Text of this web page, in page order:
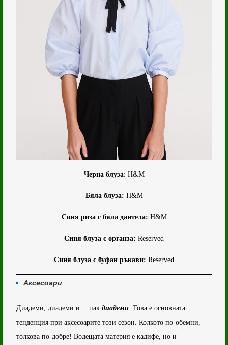
Черна блуза: H&M
Бяла блуза: H&M
Синя риза с бяла дантела: H&M
Синя блуза с органза: Reserved
Синя блуза с буфан ръкави: Reserved
Аксесоари
Диадеми, диадеми и….пакдиадеми. Това е основната
тенденция при аксесоарите този сезон. Колкото по-обемни,
толкова по-добре! Водещата материя е кадифе, но и